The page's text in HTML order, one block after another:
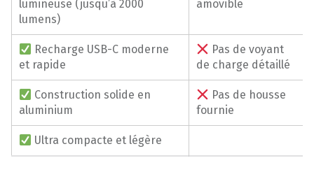
lumineuse (jusqu’à 2000
lumens)
amovible
Recharge USB-C moderne
et rapide
Pas de voyant
de charge détaillé
Construction solide en
aluminium
Pas de housse
fournie
Ultra compacte et légère